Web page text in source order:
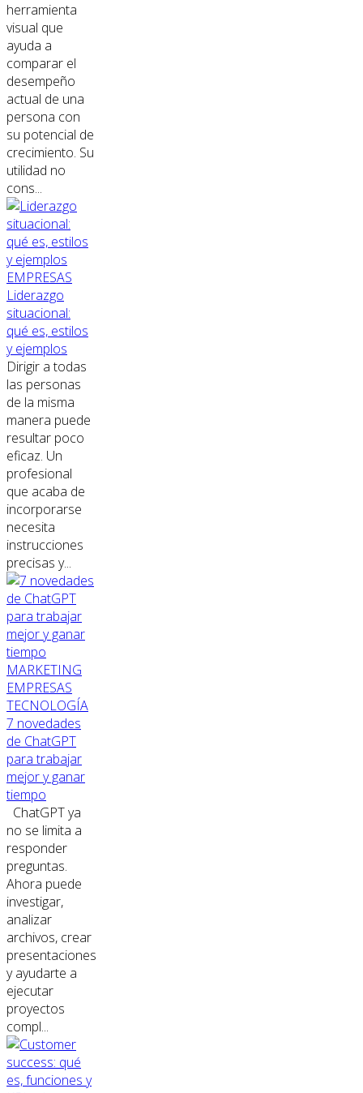
herramienta
visual que
ayuda a
comparar el
desempeño
actual de una
persona con
su potencial de
crecimiento. Su
utilidad no
cons...
EMPRESAS
Liderazgo
situacional:
qué es, estilos
y ejemplos
Dirigir a todas
las personas
de la misma
manera puede
resultar poco
eficaz. Un
profesional
que acaba de
incorporarse
necesita
instrucciones
precisas y...
MARKETING
EMPRESAS
TECNOLOGÍA
7 novedades
de ChatGPT
para trabajar
mejor y ganar
tiempo
ChatGPT ya
no se limita a
responder
preguntas.
Ahora puede
investigar,
analizar
archivos, crear
presentaciones
y ayudarte a
ejecutar
proyectos
compl...